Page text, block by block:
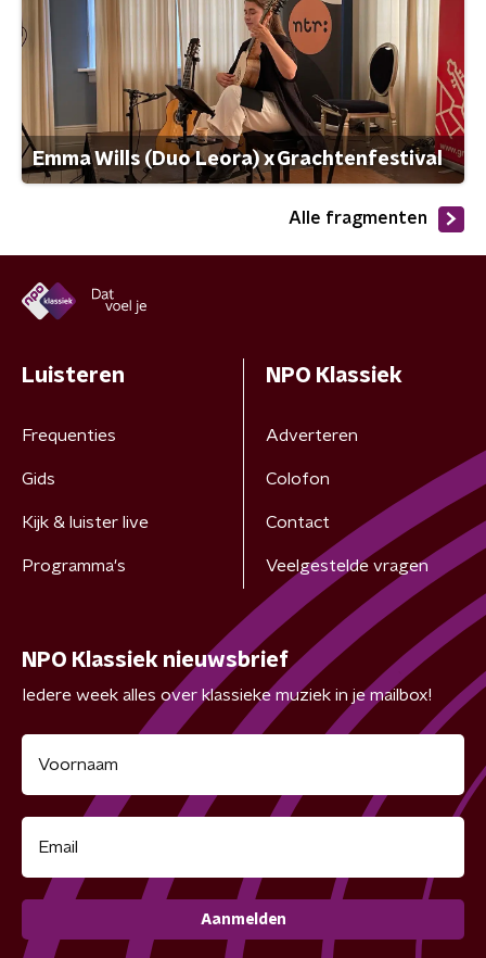
Emma Wills (Duo Leora) x Grachtenfestival
Alle fragmenten
Luisteren
Frequenties
Gids
Kijk & luister live
Programma's
NPO Klassiek
Adverteren
Colofon
Contact
Veelgestelde vragen
NPO Klassiek nieuwsbrief
Iedere week alles over klassieke muziek in je mailbox!
Aanmelden